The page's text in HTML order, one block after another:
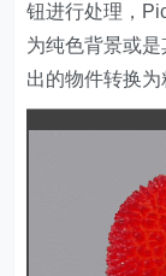
钮进行处理，
为纯色背景或是
出的物件转换为